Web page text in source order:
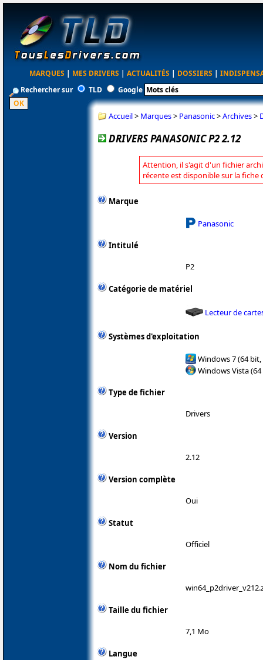
MARQUES | MES DRIVERS | ACTUALITÉS | DOSSIERS |
Rechercher sur
TLD Google
Accueil> Marques> Panasonic>Archives>
DRIVERS PANASONIC P2 2.12
Attention, il s'agit d'un fichier
récente est disponible sur la fiche
Marque
Panasonic
Intitulé
P2
Catégorie de matériel
Lecteur de
Systèmes d'exploitation
Windows 7 (64 bit,
Windows Vista
Type de fichier
Drivers
Version
2.12
Version complète
Oui
Statut
Officiel
Nom du fichier
Taille du fichier
7,1 Mo
Langue